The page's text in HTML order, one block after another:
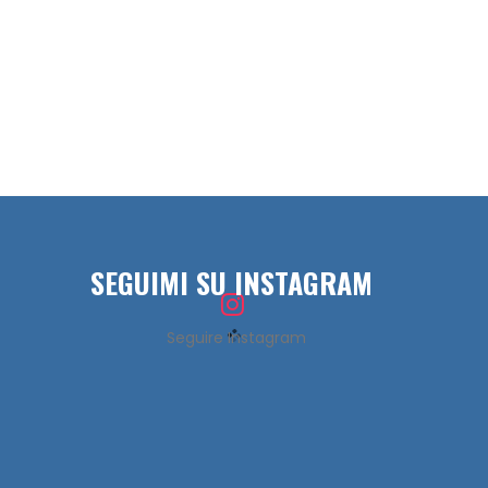
SEGUIMI SU INSTAGRAM
Seguire Instagram